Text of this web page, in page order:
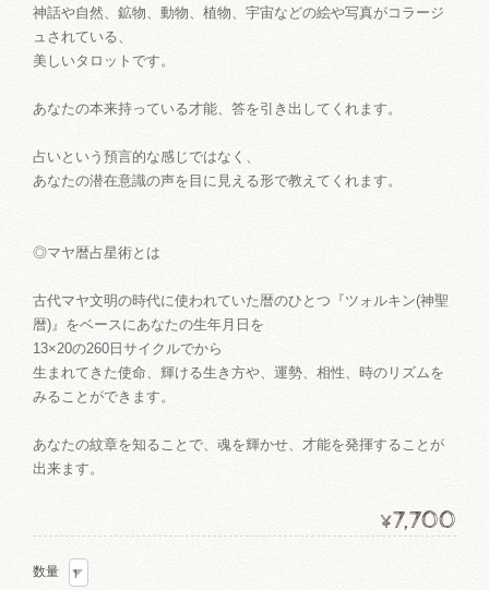
神話や自然、鉱物、動物、植物、宇宙などの絵や写真がコラージ
ュされている、
美しいタロットです。
あなたの本来持っている才能、答を引き出してくれます。
占いという預言的な感じではなく、
あなたの潜在意識の声を目に見える形で教えてくれます。
◎マヤ暦占星術とは
古代マヤ文明の時代に使われていた暦のひとつ『ツォルキン(神聖
暦)』をベースにあなたの生年月日を
13×20の260日サイクルでから
生まれてきた使命、輝ける生き方や、運勢、相性、時のリズムを
みることができます。
あなたの紋章を知ることで、魂を輝かせ、才能を発揮することが
出来ます。
¥7,700
数量